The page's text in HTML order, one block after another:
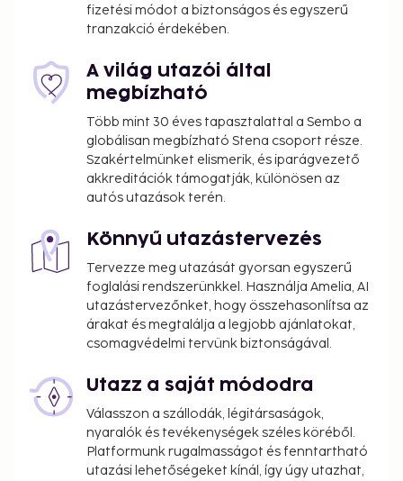
Cash transactions at this property cannot
For further details, please contact the property
using information in the booking confirmation.
Cashless payment methods are available for all
transactions.
Contactless check-out is available.
fizetési módot a biztonságos és egyszerű
tranzakció érdekében.
A világ utazói által
megbízható
Több mint 30 éves tapasztalattal a Sembo a
globálisan megbízható Stena csoport része.
Szakértelmünket elismerik, és iparágvezető
akkreditációk támogatják, különösen az
autós utazások terén.
Könnyű utazástervezés
Tervezze meg utazását gyorsan egyszerű
foglalási rendszerünkkel. Használja Amelia, AI
utazástervezőnket, hogy összehasonlítsa az
árakat és megtalálja a legjobb ajánlatokat,
csomagvédelmi tervünk biztonságával.
Utazz a saját módodra
Válasszon a szállodák, légitársaságok,
nyaralók és tevékenységek széles köréből.
Platformunk rugalmasságot és fenntartható
utazási lehetőségeket kínál, így úgy utazhat,